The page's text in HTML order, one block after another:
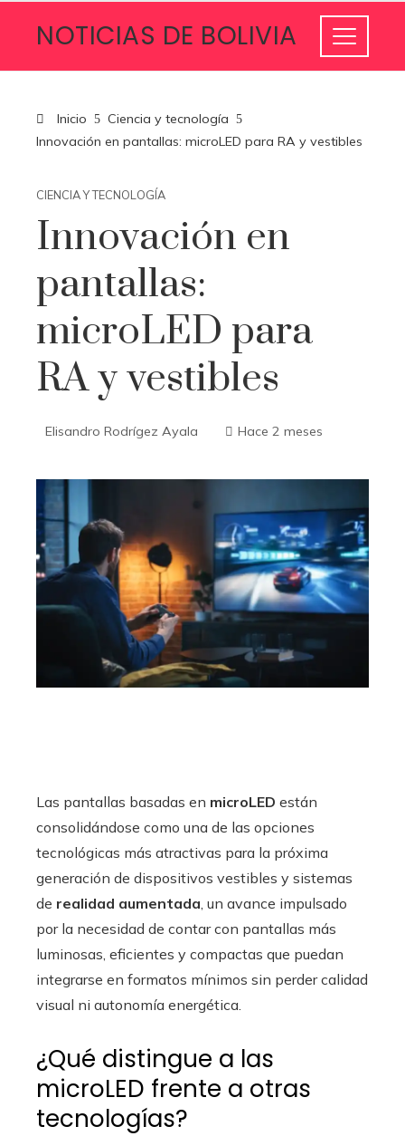
NOTICIAS DE BOLIVIA
Inicio
Ciencia y tecnología
Innovación en pantallas: microLED para RA y vestibles
CIENCIA Y TECNOLOGÍA
Innovación en
pantallas:
microLED para
RA y vestibles
Elisandro Rodrígez Ayala Hace 2 meses
Las pantallas basadas en microLED están
consolidándose como una de las opciones
tecnológicas más atractivas para la próxima
generación de dispositivos vestibles y sistemas
de realidad aumentada, un avance impulsado
por la necesidad de contar con pantallas más
luminosas, eficientes y compactas que puedan
integrarse en formatos mínimos sin perder calidad
visual ni autonomía energética.
¿Qué distingue a las
microLED frente a otras
tecnologías?